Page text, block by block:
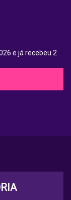
e já recebeu 2